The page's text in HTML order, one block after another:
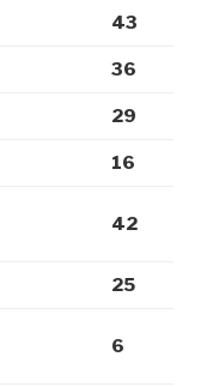
43
36
29
16
42
25
6